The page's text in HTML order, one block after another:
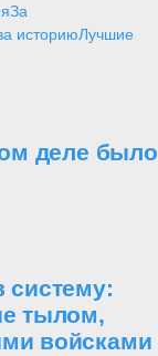
За
историюЛучшие
деле было
систему:
тылом,
войсками